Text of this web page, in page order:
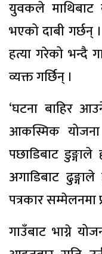
युवकले माथिबाट
भएको दाबी
हत्या गरेको भन्दै
व्यक्त गर्छिन् ।
‘घटना बाहिर
आकस्मिक
पछाडिबाट
अगाडिबाट
पत्रकार सम्मेलनमा
गाउँबाट भाग्ने